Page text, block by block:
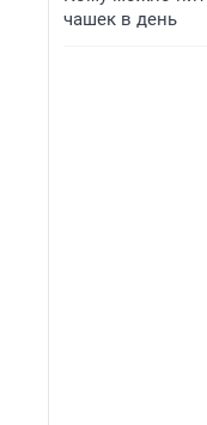
чашек в день